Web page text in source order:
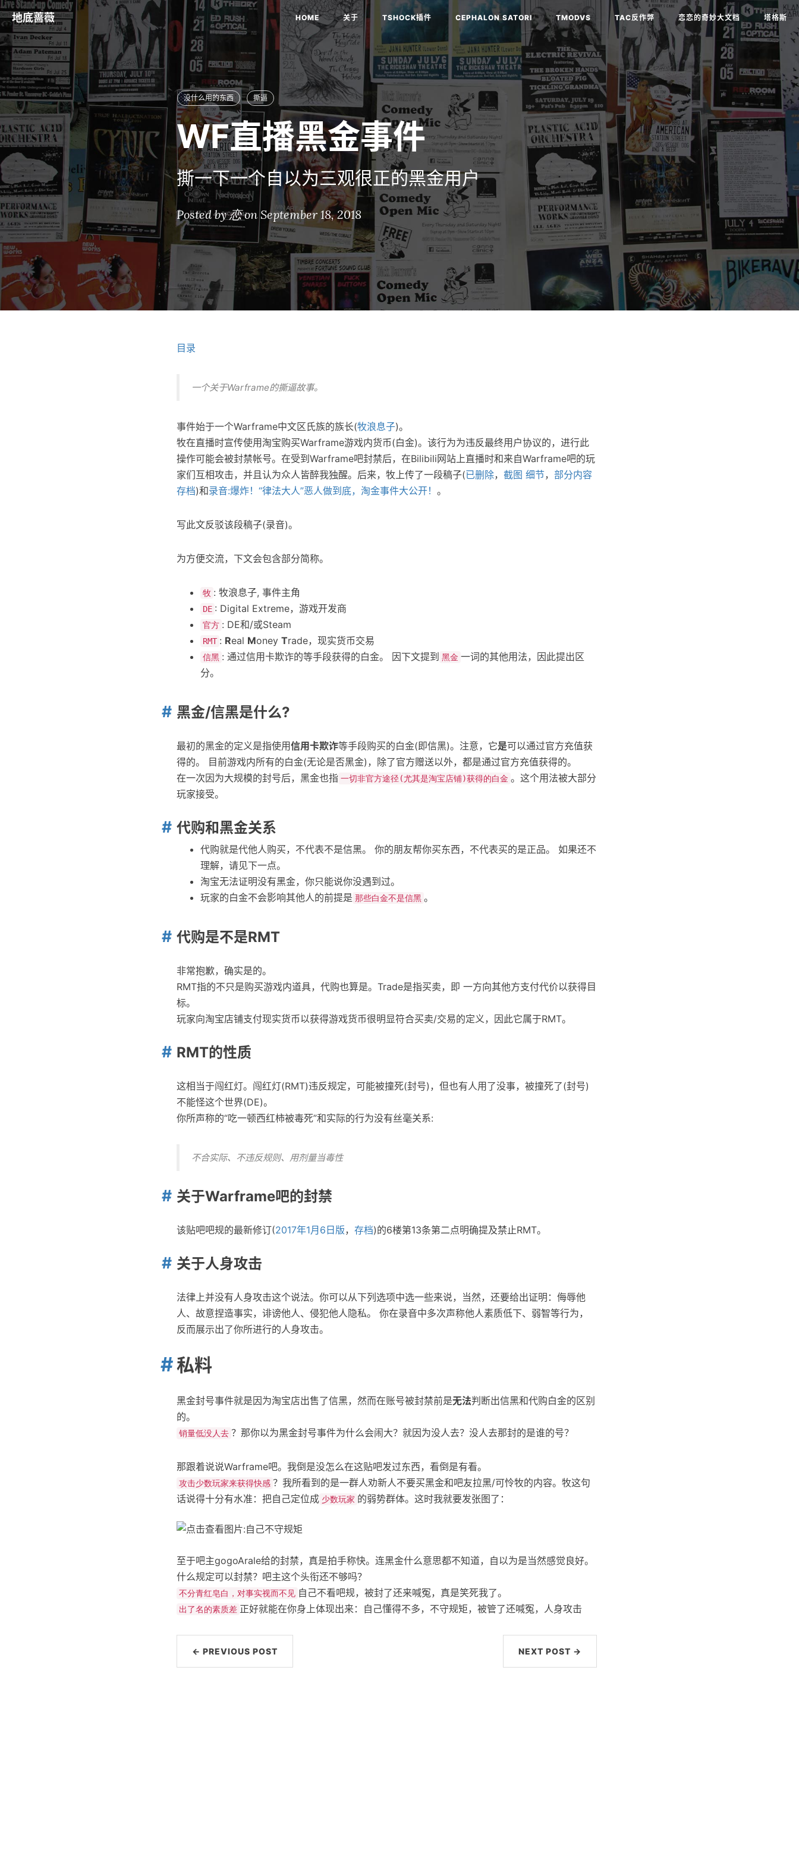
地底蔷薇 HOME 关于 TSHOCK插件 CEPHALON SATORI TMODVS TAC反作弊 恋恋的奇妙大文档 塔格斯
没什么用的东西 撕逼
WF直播黑金事件
撕一下一个自以为三观很正的黑金用户
Posted by 恋 on September 18, 2018
目录
一个关于Warframe的撕逼故事。
事件始于一个Warframe中文区氏族的族长(牧浪息子)。
牧在直播时宣传使用淘宝购买Warframe游戏内货币(白金)。该行为为违反最终用户协议的，进行此
操作可能会被封禁帐号。在受到Warframe吧封禁后，在Bilibili网站上直播时和来自Warframe吧的玩
家们互相攻击，并且认为众人皆醉我独醒。后来，牧上传了一段稿子(已删除， 截图 细节， 部分内容
存档)和录音:爆炸！“律法大人”恶人做到底，淘金事件大公开！ 。
写此文反驳该段稿子(录音)。
为方便交流，下文会包含部分简称。
牧 : 牧浪息子, 事件主角
DE : Digital Extreme，游戏开发商
官方 : DE和/或Steam
RMT : Real Money Trade，现实货币交易
信黑 : 通过信用卡欺诈的等手段获得的白金。 因下文提到 黑金 一词的其他用法，因此提出区
分。
黑金/信黑是什么?
最初的黑金的定义是指使用信用卡欺诈等手段购买的白金(即信黑)。注意，它是可以通过官方充值获
得的。 目前游戏内所有的白金(无论是否黑金)，除了官方赠送以外，都是通过官方充值获得的。
在一次因为大规模的封号后，黑金也指 一切非官方途径(尤其是淘宝店铺)获得的白金 。这个用法被大部分
玩家接受。
代购和黑金关系
代购就是代他人购买，不代表不是信黑。 你的朋友帮你买东西，不代表买的是正品。 如果还不
理解，请见下一点。
淘宝无法证明没有黑金，你只能说你没遇到过。
玩家的白金不会影响其他人的前提是 那些白金不是信黑 。
代购是不是RMT
非常抱歉，确实是的。
RMT指的不只是购买游戏内道具，代购也算是。Trade是指买卖，即 一方向其他方支付代价以获得目
标。
玩家向淘宝店铺支付现实货币以获得游戏货币很明显符合买卖/交易的定义，因此它属于RMT。
RMT的性质
这相当于闯红灯。闯红灯(RMT)违反规定，可能被撞死(封号)，但也有人用了没事，被撞死了(封号)
不能怪这个世界(DE)。
你所声称的“吃一顿西红柿被毒死”和实际的行为没有丝毫关系:
不合实际、不违反规则、用剂量当毒性
关于Warframe吧的封禁
该贴吧吧规的最新修订(2017年1月6日版， 存档)的6楼第13条第二点明确提及禁止RMT。
关于人身攻击
法律上并没有人身攻击这个说法。你可以从下列选项中选一些来说，当然，还要给出证明：侮辱他
人、故意捏造事实，诽谤他人、侵犯他人隐私。 你在录音中多次声称他人素质低下、弱智等行为，
反而展示出了你所进行的人身攻击。
私料
黑金封号事件就是因为淘宝店出售了信黑，然而在账号被封禁前是无法判断出信黑和代购白金的区别
的。
销量低没人去 ？那你以为黑金封号事件为什么会闹大？就因为没人去？没人去那封的是谁的号？
那跟着说说Warframe吧。我倒是没怎么在这贴吧发过东西，看倒是有看。
攻击少数玩家来获得快感 ？我所看到的是一群人劝新人不要买黑金和吧友拉黑/可怜牧的内容。牧这句
话说得十分有水准：把自己定位成 少数玩家 的弱势群体。这时我就要发张图了：
至于吧主gogoArale给的封禁，真是拍手称快。连黑金什么意思都不知道，自以为是当然感觉良好。
什么规定可以封禁？吧主这个头衔还不够吗？
不分青红皂白，对事实视而不见 自己不看吧规，被封了还来喊冤，真是笑死我了。
出了名的素质差 正好就能在你身上体现出来：自己懂得不多，不守规矩，被管了还喊冤，人身攻击
← PREVIOUS POST NEXT POST →